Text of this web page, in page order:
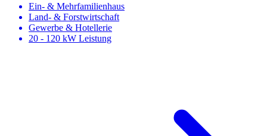
Ein- & Mehrfamilienhaus
Land- & Forstwirtschaft
Gewerbe & Hotellerie
20 - 120 kW Leistung